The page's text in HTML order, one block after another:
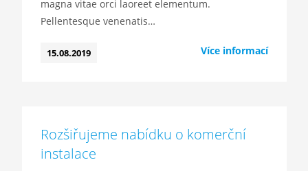
magna vitae orci laoreet elementum.
Pellentesque venenatis…
15.08.2019 Více informací
Rozšiřujeme nabídku o komerční
instalace